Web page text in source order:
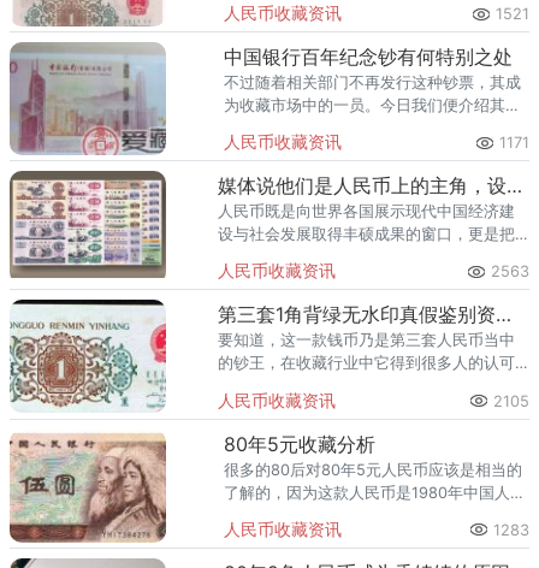
的贡献。
人民币收藏资讯 1521
中国银行百年纪念钞有何特别之处
不过随着相关部门不再发行这种钞票，其成
为收藏市场中的一员。今日我们便介绍其中
念钞。
人民币收藏资讯 1171
媒体说他们是人民币上的主角，设计者却说：人民币人物没原型！
人民币既是向世界各国展示现代中国经济建
设与社会发展取得丰硕成果的窗口，更是把
蕴。精美绝伦的东方艺术和雄奇壮丽的锦绣
河山介绍给世界各国人民。
人民币收藏资讯 2563
第三套1角背绿无水印真假鉴别资讯分享
要知道，这一款钱币乃是第三套人民币当中
的钞王，在收藏行业中它得到很多人的认可
人民币收藏资讯 2105
80年5元收藏分析
很多的80后对80年5元人民币应该是相当的
了解的，因为这款人民币是1980年中国人民
通，随着第四代人民币退出市场，这款人民
币也在生
人民币收藏资讯 1283